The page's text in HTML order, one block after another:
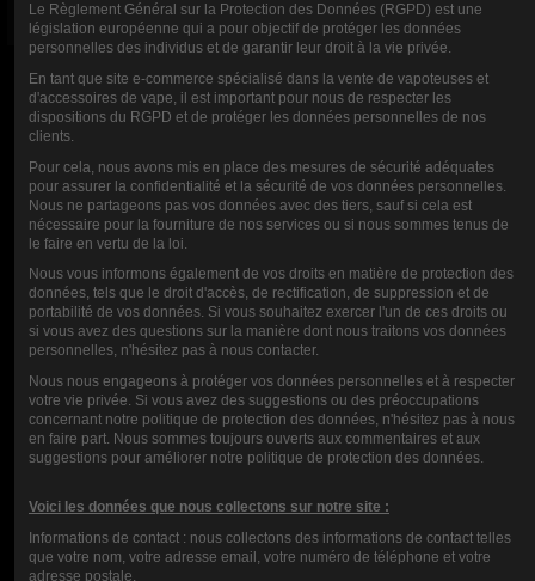
ZUMO DE
MÚSICA BASE
1L
12,00 €
JUGO MUSICAL
BOOSTER
10ML-20MG
0,90 €
CALIFICACIÓN
COMENTARIOS (0)
Le Règlement Général sur la Protection des Données (RGPD) est une
législation européenne qui a pour objectif de protéger les données
personnelles des individus et de garantir leur droit à la vie privée.
En tant que site e-commerce spécialisé dans la vente de vapoteuses et
d'accessoires de vape, il est important pour nous de respecter les
dispositions du RGPD et de protéger les données personnelles de nos
clients.
Pour cela, nous avons mis en place des mesures de sécurité adéquates
pour assurer la confidentialité et la sécurité de vos données personnelles.
Nous ne partageons pas vos données avec des tiers, sauf si cela est
nécessaire pour la fourniture de nos services ou si nous sommes tenus de
le faire en vertu de la loi.
Nous vous informons également de vos droits en matière de protection des
données, tels que le droit d'accès, de rectification, de suppression et de
portabilité de vos données. Si vous souhaitez exercer l'un de ces droits ou
si vous avez des questions sur la manière dont nous traitons vos données
personnelles, n'hésitez pas à nous contacter.
Nous nous engageons à protéger vos données personnelles et à respecter
votre vie privée. Si vous avez des suggestions ou des préoccupations
concernant notre politique de protection des données, n'hésitez pas à nous
en faire part. Nous sommes toujours ouverts aux commentaires et aux
suggestions pour améliorer notre politique de protection des données.
Voici les données que nous collectons sur notre site :
Informations de contact : nous collectons des informations de contact telles
que votre nom, votre adresse email, votre numéro de téléphone et votre
adresse postale.